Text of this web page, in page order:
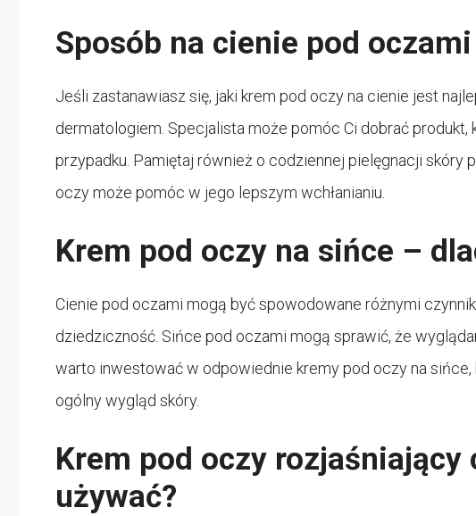
Sposób na cienie pod oczami
Jeśli zastanawiasz się, jaki krem pod oczy na cienie jest
dermatologiem. Specjalista może pomóc Ci dobrać
przypadku. Pamiętaj również o codziennej pielęgnacji skóry
oczy może pomóc w jego lepszym wchłanianiu.
Krem pod oczy na sińce –
Cienie pod oczami mogą być spowodowane różnymi
dziedziczność. Sińce pod oczami mogą sprawić, że
warto inwestować w odpowiednie kremy pod oczy na
ogólny wygląd skóry.
Krem pod oczy rozjaśniający
używać?